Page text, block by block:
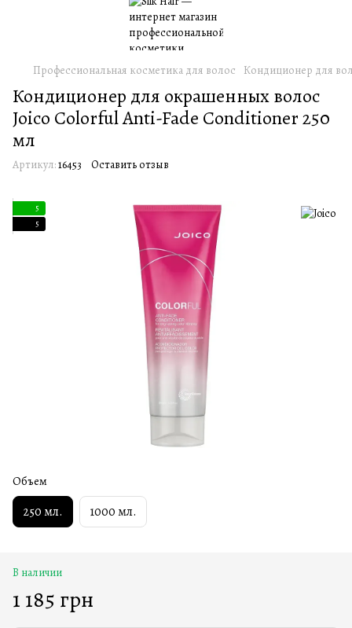
Профессиональная косметика для волос Кондиционер для
Кондиционер для окрашенных волос
Joico Colorful Anti-Fade Conditioner 250
мл
Артикул:16453 Оставить отзыв
5
5
Объем
250 мл. 1000 мл.
В наличии
1 185 грн